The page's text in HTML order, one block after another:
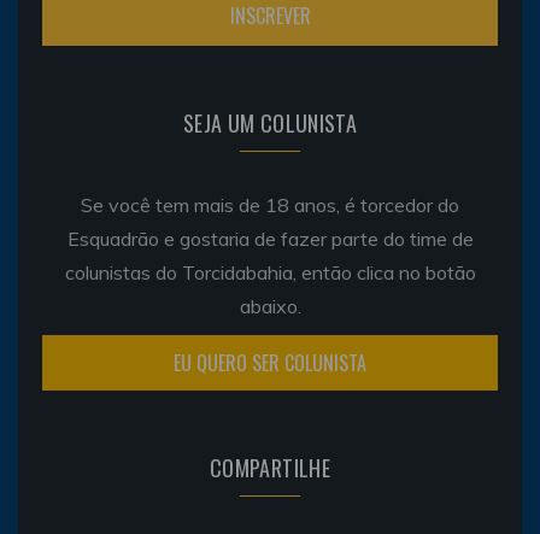
SEJA UM COLUNISTA
Se você tem mais de 18 anos, é torcedor do
Esquadrão e gostaria de fazer parte do time de
colunistas do Torcidabahia, então clica no botão
abaixo.
EU QUERO SER COLUNISTA
COMPARTILHE